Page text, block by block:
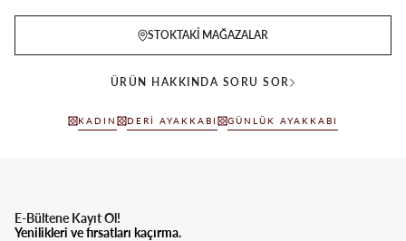
STOKTAKI MAĞAZALAR
ÜRÜN HAKKINDA SORU SOR
KADIN DERI AYAKKABI GÜNLÜK AYAKKABI
E-Bültene Kayıt Ol!
Yenilikleri ve fırsatları kaçırma.